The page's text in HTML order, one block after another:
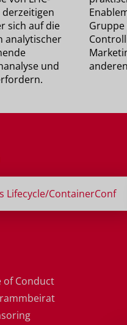
derzeitigen
sich auf die
analytischer
und
Lifecycle/ContainerConf
of Conduct